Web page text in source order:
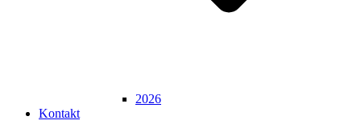
2026
Kontakt